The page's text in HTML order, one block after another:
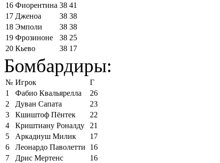
16 Фиорентина 38 41
17 Дженоа 38 38
18 Эмполи 38 38
19 Фрозиноне 38 25
20 Кьево 38 17
Бомбардиры:
№ Игрок
Г
1
Фабио Квальярелла
26
2
Дуван Сапата
23
3
Кшиштоф Пёнтек
22
4
Криштиану Роналду
21
5
Аркадиуш Милик
17
6
Леонардо Паволетти
16
7
Дрис Мертенс
16